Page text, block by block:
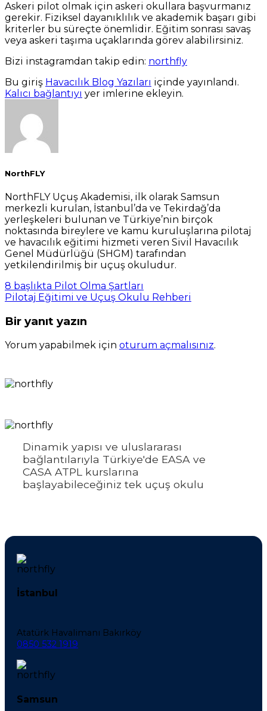
Askeri pilot olmak için askeri okullara başvurmanız
gerekir. Fiziksel dayanıklılık ve akademik başarı gibi
kriterler bu süreçte önemlidir. Eğitim sonrası savaş
veya askeri taşıma uçaklarında görev alabilirsiniz.
Bizi instagramdan takip edin: northfly
Bu giriş Havacılık Blog Yazıları içinde yayınlandı.
Kalıcı bağlantıyı yer imlerine ekleyin.
NorthFLY
NorthFLY Uçuş Akademisi, ilk olarak Samsun
merkezli kurulan, İstanbul’da ve Tekirdağ’da
yerleşkeleri bulunan ve Türkiye’nin birçok
noktasında bireylere ve kamu kuruluşlarına pilotaj
ve havacılık eğitimi hizmeti veren Sivil Havacılık
Genel Müdürlüğü (SHGM) tarafından
yetkilendirilmiş bir uçuş okuludur.
8 başlıkta Pilot Olma Şartları
Pilotaj Eğitimi ve Uçuş Okulu Rehberi
Bir yanıt yazın
Yorum yapabilmek için oturum açmalısınız.
Dinamik yapısı ve uluslararası
bağlantılarıyla Türkiye'de EASA ve
CASA ATPL kurslarına
başlayabileceğiniz tek uçuş okulu
İstanbul
Atatürk Havalimanı Bakırköy
0850 532 1919
Samsun